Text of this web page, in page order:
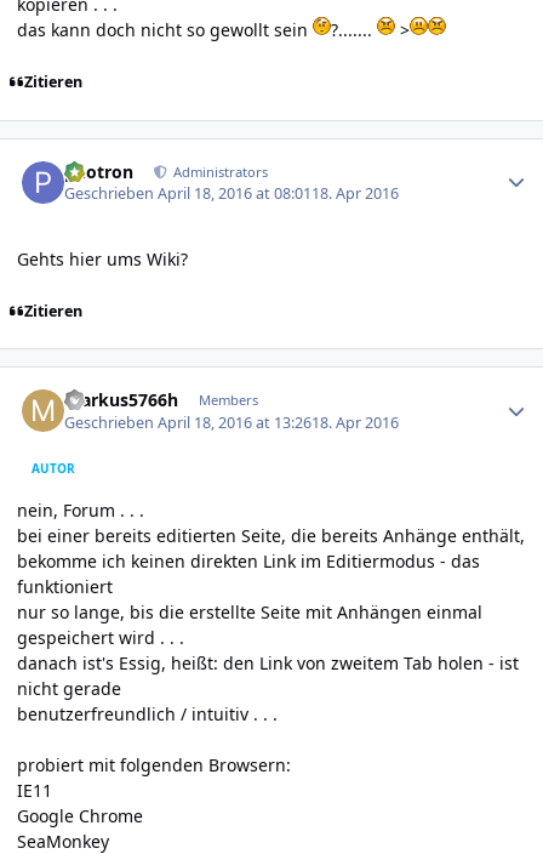
kopieren . . .
das kann doch nicht so gewollt sein
?....... >
Zitieren
photron Administrators
GeschriebenApril 18, 2016 at 08:0118. Apr 2016
Gehts hier ums Wiki?
Zitieren
markus5766h Members
GeschriebenApril 18, 2016 at 13:2618. Apr 2016
AUTOR
nein, Forum . . .
bei einer bereits editierten Seite, die bereits Anhänge enthält,
bekomme ich keinen direkten Link im Editiermodus - das
funktioniert
nur so lange, bis die erstellte Seite mit Anhängen einmal
gespeichert wird . . .
danach ist's Essig, heißt: den Link von zweitem Tab holen - ist
nicht gerade
benutzerfreundlich / intuitiv . . .
probiert mit folgenden Browsern:
IE11
Google Chrome
SeaMonkey